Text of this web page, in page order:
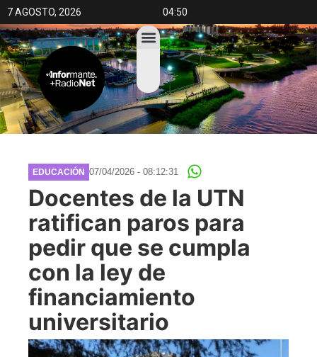
7 AGOSTO, 2026 04:50
EDUCACIÓN 07/04/2026 - 08:12:31
Docentes de la UTN
ratifican paros para
pedir que se cumpla
con la ley de
financiamiento
universitario